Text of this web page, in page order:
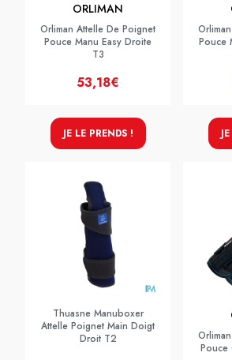
ORLIMAN
Orliman Attelle De Poignet
Pouce Manu Easy Droite
T3
53,18€
JE LE PRENDS !
Pouce
Thuasne Manuboxer
Attelle Poignet Main Doigt
Droit T2
Pouce